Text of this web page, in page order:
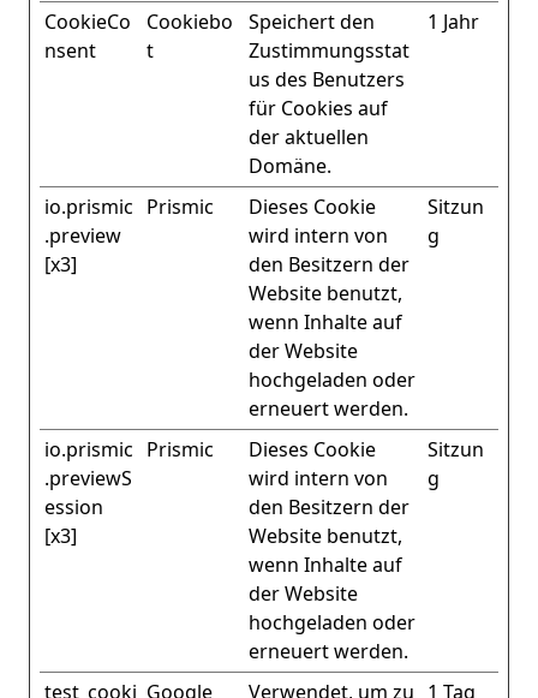
CookieCo
nsent
Cookiebo
t
Speichert den
Zustimmungsstat
us des Benutzers
für Cookies auf
der aktuellen
Domäne.
1 Jahr
io.prismic
.preview
[x3]
Prismic
Dieses Cookie
wird intern von
den Besitzern der
Website benutzt,
wenn Inhalte auf
der Website
hochgeladen oder
erneuert werden.
Sitzun
g
io.prismic
.previewS
ession
[x3]
Prismic
Dieses Cookie
wird intern von
den Besitzern der
Website benutzt,
wenn Inhalte auf
der Website
hochgeladen oder
erneuert werden.
Sitzun
g
test_cooki Google
Verwendet, um zu 1 Tag